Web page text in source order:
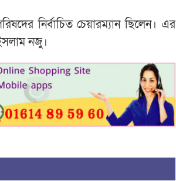
নির্বাচিত চেয়ারম্যান ছিলেন। এর
নজু।